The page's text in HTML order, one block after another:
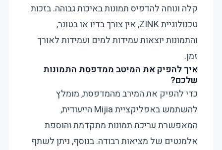
קלה ונוחה להדפיס תמונות באיכות גבוהה. בזכות
טכנולוגיית ZINK, אין צורך בדיו או בטונר,
והתמונות יוצאות עמידות למים ועמידות לאורך
זמן.
איך להפיק את המיטב ממדפסת התמונות
שלכם?
כדי להפיק את המירב מהמדפסת, מומלץ
להשתמש באפליקציית Mijia הייעודית,
המאפשרת עריכת תמונות מתקדמת והוספת
אלמנטים של מציאות רבודה. בנוסף, ניתן לשתף